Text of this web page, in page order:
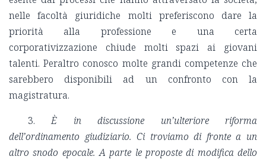
nelle facoltà giuridiche molti preferiscono dare la
priorità alla professione e una certa
corporativizzazione chiude molti spazi ai giovani
talenti. Peraltro conosco molte grandi competenze che
sarebbero disponibili ad un confronto con la
magistratura.
3.È in discussione un’ulteriore riforma
dell’ordinamento giudiziario. Ci troviamo di fronte a un
altro snodo epocale. A parte le proposte di modifica dello